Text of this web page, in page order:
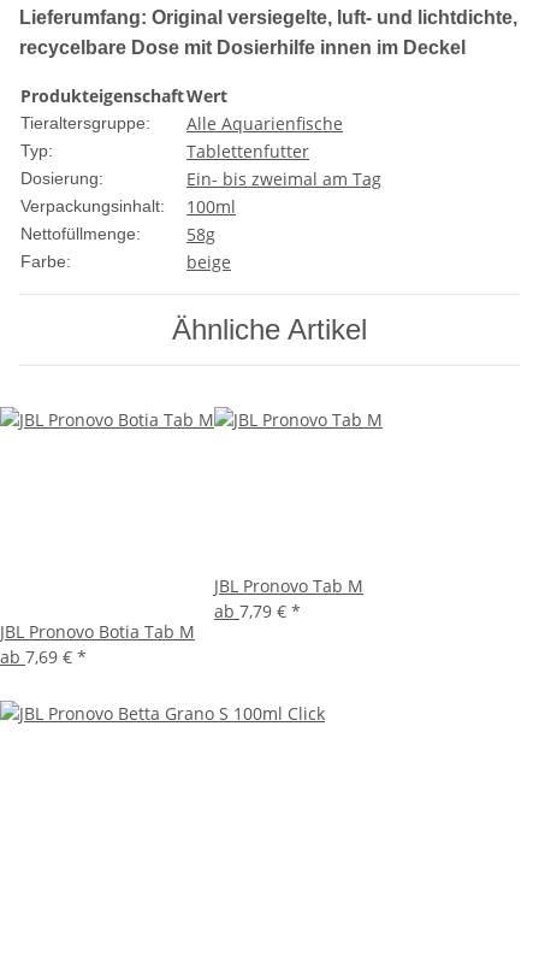
Lieferumfang: Original versiegelte, luft- und lichtdichte,
recycelbare Dose mit Dosierhilfe innen im Deckel
ProdukteigenschaftWert
Tieraltersgruppe: Alle Aquarienfische
Typ: Tablettenfutter
Dosierung: Ein- bis zweimal am Tag
Verpackungsinhalt: 100ml
Nettofüllmenge: 58g
Farbe: beige
Ähnliche Artikel
JBL Pronovo Botia Tab M
ab 7,69 € *
JBL Pronovo Tab M
ab 7,79 € *